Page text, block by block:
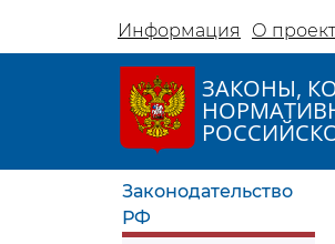
Информация О
ЗАКОНЫ,
Законодательство
РФ